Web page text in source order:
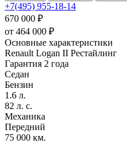
+7(495) 955-18-14
670 000 ₽
от 464 000 ₽
Основные характеристики
Renault Logan II Рестайлинг
Гарантия 2 года
Седан
Бензин
1.6 л.
82 л. с.
Механика
Передний
75 000 км.